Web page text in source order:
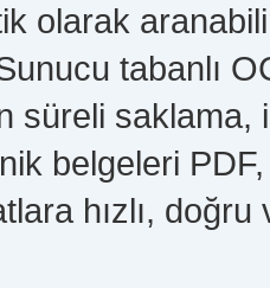
olarak
tabanlı
süreli saklama,
belgeleri
hızlı,